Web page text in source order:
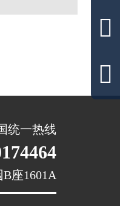


统一热线
座1601A